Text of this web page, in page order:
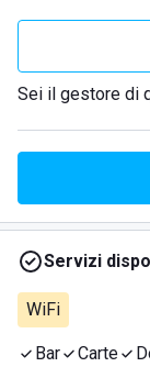
Sei il gestore di
Servizi
WiFi
Bar Carte